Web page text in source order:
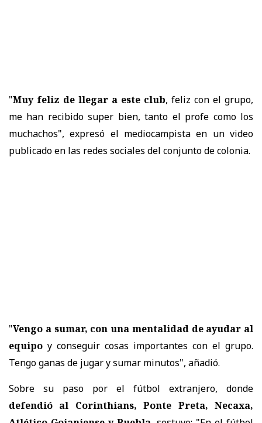
"Muy feliz de llegar a este club, feliz con el grupo,
me han recibido super bien, tanto el profe como los
muchachos", expresó el mediocampista en un video
publicado en las redes sociales del conjunto de colonia.
"Vengo a sumar, con una mentalidad de ayudar al
equipo y conseguir cosas importantes con el grupo.
Tengo ganas de jugar y sumar minutos", añadió.
Sobre su paso por el fútbol extranjero, donde
defendió al Corinthians, Ponte Preta, Necaxa,